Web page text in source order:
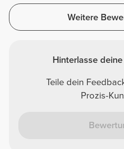
Weitere
Hinterlasse
Teile dein
Prozis-